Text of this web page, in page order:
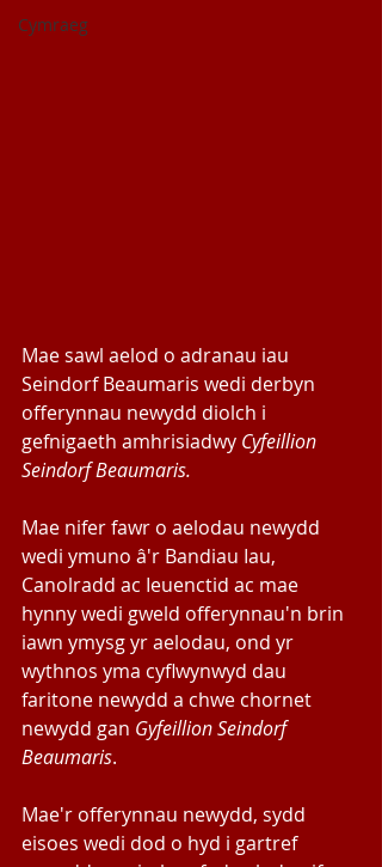
Cymraeg
Mae sawl aelod o adranau iau
Seindorf Beaumaris wedi derbyn
offerynnau newydd diolch i
gefnigaeth amhrisiadwy Cyfeillion
Seindorf Beaumaris.
Mae nifer fawr o aelodau newydd
wedi ymuno â'r Bandiau Iau,
Canolradd ac Ieuenctid ac mae
hynny wedi gweld offerynnau'n brin
iawn ymysg yr aelodau, ond yr
wythnos yma cyflwynwyd dau
faritone newydd a chwe chornet
newydd gan Gyfeillion Seindorf
Beaumaris.
Mae'r offerynnau newydd, sydd
eisoes wedi dod o hyd i gartref